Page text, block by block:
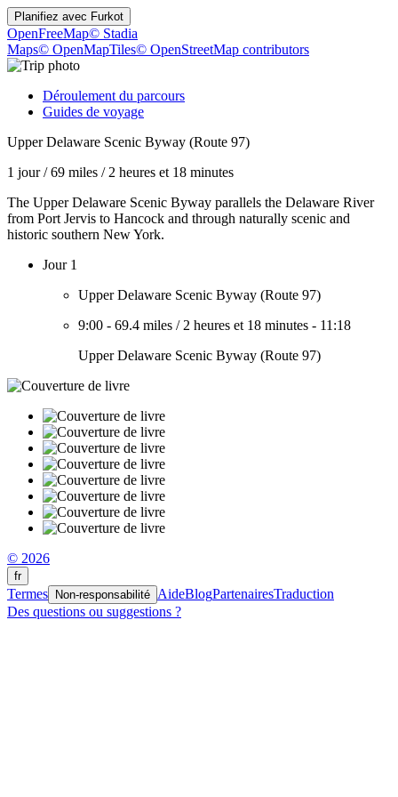
Planifiez avec Furkot
OpenFreeMap© Stadia
Maps© OpenMapTiles© OpenStreetMap contributors
Déroulement du parcours
Guides de voyage
Upper Delaware Scenic Byway (Route 97)
1 jour/69 miles / 2 heures et 18 minutes
The Upper Delaware Scenic Byway parallels the Delaware River
from Port Jervis to Hancock and through naturally scenic and
historic southern New York.
Jour 1
Upper Delaware Scenic Byway (Route 97)
9:00 - 69.4 miles / 2 heures et 18 minutes - 11:18
Upper Delaware Scenic Byway (Route 97)
© 2026
fr
Termes Non-responsabilité AideBlogPartenairesTraduction
Des questions ou suggestions ?